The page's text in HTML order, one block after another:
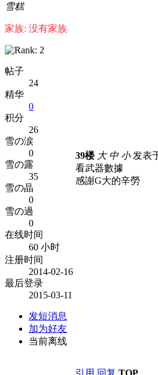
雪糕
家族: 没有家族
帖子
24
精华
0
积分
26
雪の涙
0
雪の露
35
雪の晶
0
雪の過
0
在线时间
60 小时
注册时间
2014-02-16
最后登录
2015-03-11
发短消息
加为好友
当前离线
39楼 大 中 小发表
看武器數據
感謝G大的辛勞
引用 回复 TOP